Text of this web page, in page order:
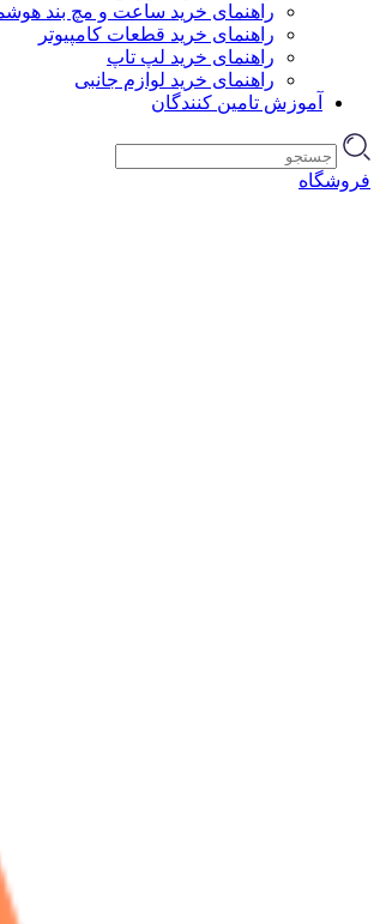
راهنمای خرید ساعت و مچ بند
راهنمای خرید قطعات کامپیوتر
راهنمای خرید لپ تاپ
راهنمای خرید لوازم جانبی
آموزش تامین کنندگان
فروشگاه